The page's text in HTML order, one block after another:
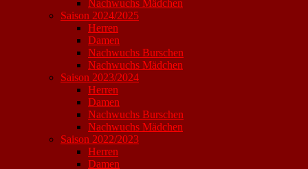
Nachwuchs Mädchen
Saison 2024/2025
Herren
Damen
Nachwuchs Burschen
Nachwuchs Mädchen
Saison 2023/2024
Herren
Damen
Nachwuchs Burschen
Nachwuchs Mädchen
Saison 2022/2023
Herren
Damen